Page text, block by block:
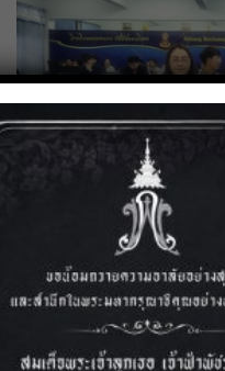
การประชุมเชิงปฏิบัติการแ
(Best Practice)